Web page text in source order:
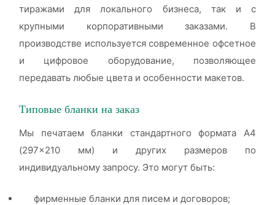
тиражами для локального бизнеса, так и с
крупными корпоративными заказами. В
производстве используется современное офсетное
и цифровое оборудование, позволяющее
передавать любые цвета и особенности макетов.
Типовые бланки на заказ
Мы печатаем бланки стандартного формата А4
(297×210 мм) и других размеров по
индивидуальному запросу. Это могут быть:
фирменные бланки для писем и договоров;